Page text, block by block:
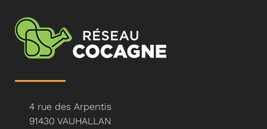
4 rue des Arpentis
91430 VAUHALLAN